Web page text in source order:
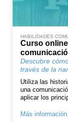
HABILIDADES
Curso
Descubre
través de la
Utiliza las
una
aplicar los
Más